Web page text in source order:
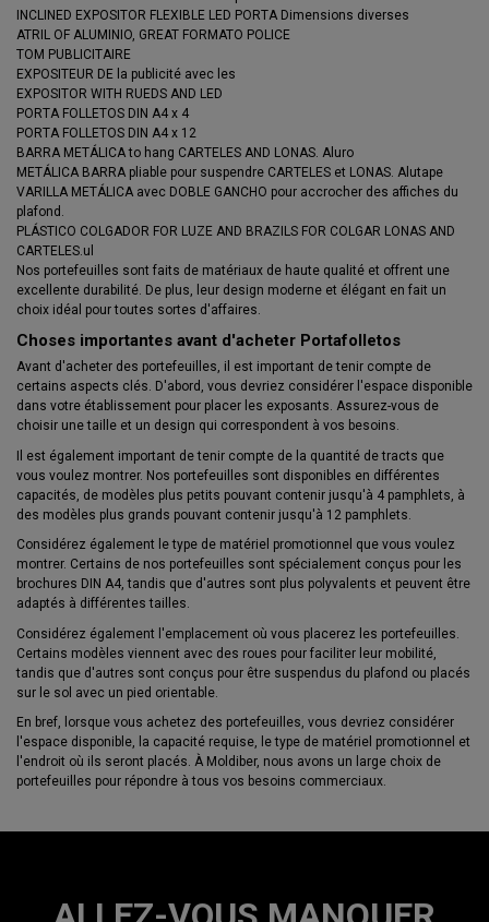
INCLINED EXPOSITOR FLEXIBLE LED PORTA Dimensions diverses
ATRIL OF ALUMINIO, GREAT FORMATO POLICE
TOM PUBLICITAIRE
EXPOSITEUR DE la publicité avec les
EXPOSITOR WITH RUEDS AND LED
PORTA FOLLETOS DIN A4 x 4
PORTA FOLLETOS DIN A4 x 12
BARRA METÁLICA to hang CARTELES AND LONAS. Aluro
METÁLICA BARRA pliable pour suspendre CARTELES et LONAS. Alutape
VARILLA METÁLICA avec DOBLE GANCHO pour accrocher des affiches du
plafond.
PLÁSTICO COLGADOR FOR LUZE AND BRAZILS FOR COLGAR LONAS AND
CARTELES.ul
Nos portefeuilles sont faits de matériaux de haute qualité et offrent une
excellente durabilité. De plus, leur design moderne et élégant en fait un
choix idéal pour toutes sortes d'affaires.
Choses importantes avant d'acheter Portafolletos
Avant d'acheter des portefeuilles, il est important de tenir compte de
certains aspects clés. D'abord, vous devriez considérer l'espace disponible
dans votre établissement pour placer les exposants. Assurez-vous de
choisir une taille et un design qui correspondent à vos besoins.
Il est également important de tenir compte de la quantité de tracts que
vous voulez montrer. Nos portefeuilles sont disponibles en différentes
capacités, de modèles plus petits pouvant contenir jusqu'à 4 pamphlets, à
des modèles plus grands pouvant contenir jusqu'à 12 pamphlets.
Considérez également le type de matériel promotionnel que vous voulez
montrer. Certains de nos portefeuilles sont spécialement conçus pour les
brochures DIN A4, tandis que d'autres sont plus polyvalents et peuvent être
adaptés à différentes tailles.
Considérez également l'emplacement où vous placerez les portefeuilles.
Certains modèles viennent avec des roues pour faciliter leur mobilité,
tandis que d'autres sont conçus pour être suspendus du plafond ou placés
sur le sol avec un pied orientable.
En bref, lorsque vous achetez des portefeuilles, vous devriez considérer
l'espace disponible, la capacité requise, le type de matériel promotionnel et
l'endroit où ils seront placés. À Moldiber, nous avons un large choix de
portefeuilles pour répondre à tous vos besoins commerciaux.